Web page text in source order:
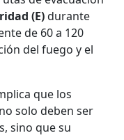
(E)durante
de 60 a 120
del fuego y el
que los
no solo deben ser
sino que su